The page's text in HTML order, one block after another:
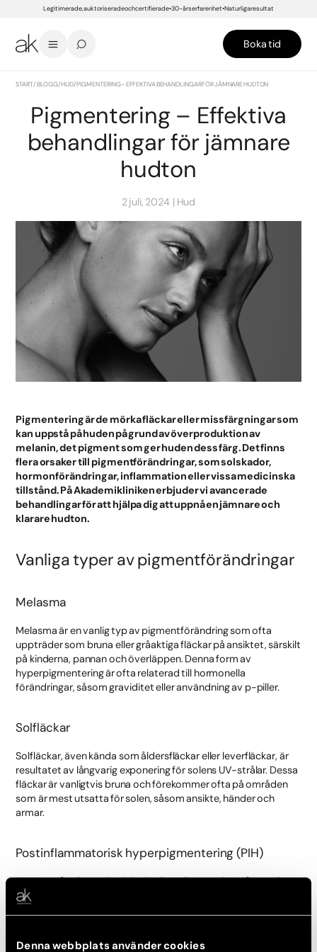
Denna webbplats använder cookies
Legitimerade, auktoriserade och certifierade 30-års erfarenhet Naturliga resultat
Boka tid
START/BLOGG/HUD/PIGMENTERING – EFFEKTIVA BEHANDLINGAR FÖR JÄMNARE HUDTON
Pigmentering – Effektiva
behandlingar för jämnare
hudton
2 juli, 2024 Hud
Pigmentering är de mörka fläckar eller missfärgningar som
kan uppstå på huden på grund av överproduktion av
melanin, det pigment som ger huden dess färg. Det finns
flera orsaker till pigmentförändringar, som solskador,
hormonförändringar, inflammation eller vissa medicinska
tillstånd. På Akademikliniken erbjuder vi avancerade
behandlingar för att hjälpa dig att uppnå en jämnare och
klarare hudton.
Vanliga typer av pigmentförändringar
Melasma
Melasma är en vanlig typ av pigmentförändring som ofta
uppträder som bruna eller gråaktiga fläckar på ansiktet, särskilt
på kinderna, pannan och överläppen. Denna form av
hyperpigmentering är ofta relaterad till hormonella
förändringar, såsom graviditet eller användning av p-piller.
Solfläckar
Solfläckar, även kända som åldersfläckar eller leverfläckar, är
resultatet av långvarig exponering för solens UV-strålar. Dessa
fläckar är vanligtvis bruna och förekommer ofta på områden
som är mest utsatta för solen, såsom ansikte, händer och
armar.
Postinflammatorisk hyperpigmentering (PIH)
PIH uppstår efter en hudskada eller inflammation, såsom akne
eller eksem. Den skadade huden producerar överskott av